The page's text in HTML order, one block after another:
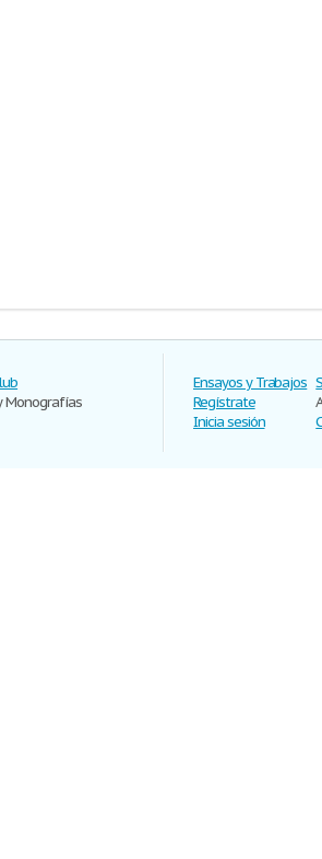
Monografías
Ensayos y Trabajos
Regístrate
Inicia sesión